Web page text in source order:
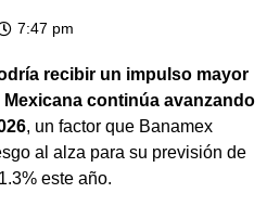
7:47 pm
recibir un impulso mayor
continúa avanzando
, un factor que Banamex
al alza para su previsión de
este año.